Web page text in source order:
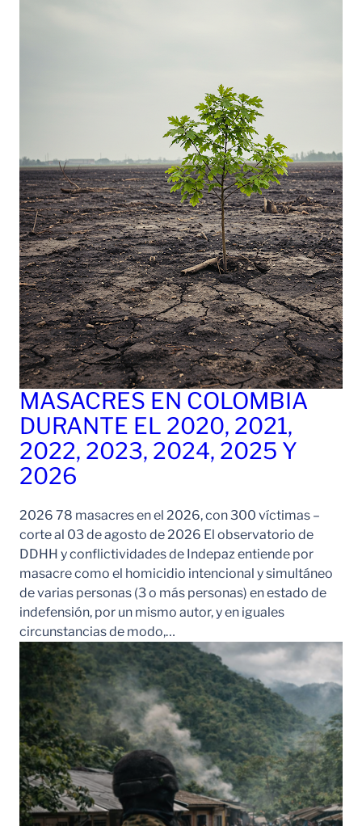
MASACRES EN COLOMBIA
DURANTE EL 2020, 2021,
2022, 2023, 2024, 2025 Y
2026
2026 78 masacres en el 2026, con 300 víctimas –
corte al 03 de agosto de 2026 El observatorio de
DDHH y conflictividades de Indepaz entiende por
masacre como el homicidio intencional y simultáneo
de varias personas (3 o más personas) en estado de
indefensión, por un mismo autor, y en iguales
circunstancias de modo,…